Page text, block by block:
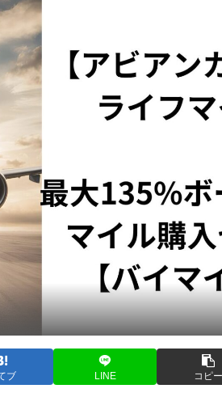
ブ LINE コピー